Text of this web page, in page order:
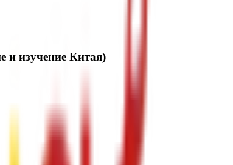
и изучение Китая)